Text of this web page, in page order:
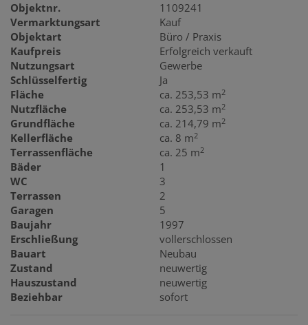
Objektnr.
1109241
Vermarktungsart
Kauf
Objektart
Büro / Praxis
Kaufpreis
Erfolgreich verkauft
Nutzungsart
Gewerbe
Schlüsselfertig
Ja
Fläche
ca. 253,53 m2
Nutzfläche ca. 253,53 m2
Grundfläche ca. 214,79 m2
Kellerfläche ca. 8 m2
Terrassenfläche ca. 25 m2
Bäder
1
WC
3
Terrassen
2
Garagen
5
Baujahr
1997
Erschließung
vollerschlossen
Bauart
Neubau
Zustand
neuwertig
Hauszustand
neuwertig
Beziehbar
sofort